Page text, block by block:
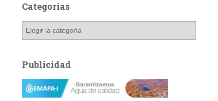
Categorías
g
o
Publicidad